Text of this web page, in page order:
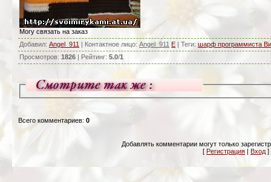
Могу связать на заказ
Добавил: Angel_911 | Контактное лицо: Angel_911 E | Теги: шарф программиста
Просмотров: 1826 | Рейтинг: 5.0/1
Всего комментариев: 0
Добавлять комментарии могут только
[ Регистрация | Вход ]